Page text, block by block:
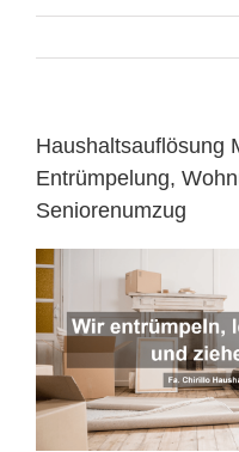
Haushaltsauflösung
Entrümpelung,
Seniorenumzug